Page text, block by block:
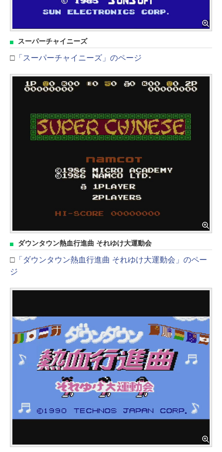
スーパーチャイニーズ
□ 「スーパーチャイニーズ」のページ
ダウンタウン熱血行進曲 それゆけ大運動会
□ 「ダウンタウン熱血行進曲 それゆけ大運動会」のペー
ジ